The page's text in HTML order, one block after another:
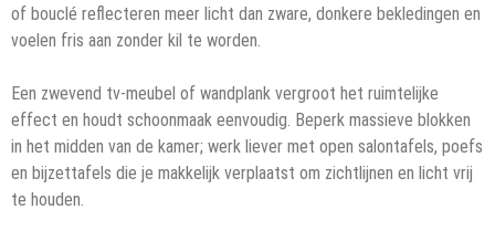
of bouclé reflecteren meer licht dan zware, donkere bekledingen en
voelen fris aan zonder kil te worden.
Een zwevend tv-meubel of wandplank vergroot het ruimtelijke
effect en houdt schoonmaak eenvoudig. Beperk massieve blokken
in het midden van de kamer; werk liever met open salontafels, poefs
en bijzettafels die je makkelijk verplaatst om zichtlijnen en licht vrij
te houden.